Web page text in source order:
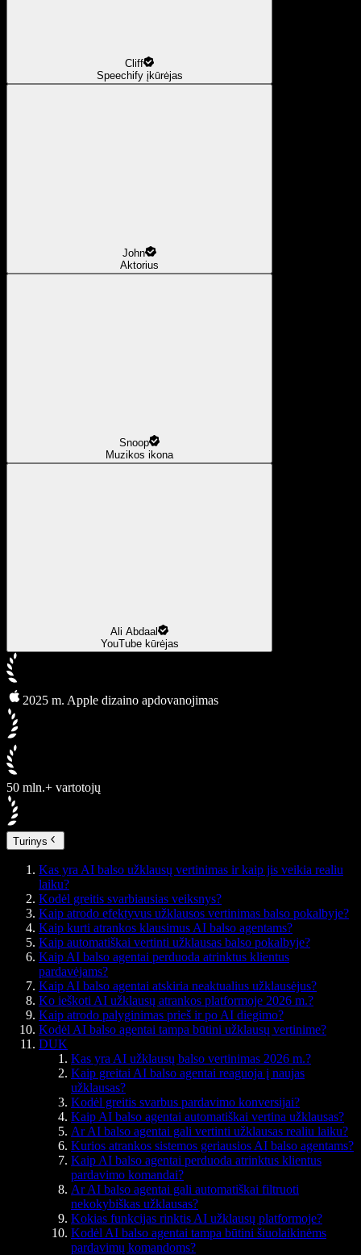
Cliff
Speechify įkūrėjas
John
Aktorius
Snoop
Muzikos ikona
Ali Abdaal
YouTube kūrėjas
2025 m. Apple dizaino apdovanojimas
50 mln.+ vartotojų
Turinys
Kas yra AI balso užklausų vertinimas ir kaip jis veikia realiu
laiku?
Kodėl greitis svarbiausias veiksnys?
Kaip atrodo efektyvus užklausos vertinimas balso pokalbyje?
Kaip kurti atrankos klausimus AI balso agentams?
Kaip automatiškai vertinti užklausas balso pokalbyje?
Kaip AI balso agentai perduoda atrinktus klientus
pardavėjams?
Kaip AI balso agentai atskiria neaktualius užklausėjus?
Ko ieškoti AI užklausų atrankos platformoje 2026 m.?
Kaip atrodo palyginimas prieš ir po AI diegimo?
Kodėl AI balso agentai tampa būtini užklausų vertinime?
DUK
Kas yra AI užklausų balso vertinimas 2026 m.?
Kaip greitai AI balso agentai reaguoja į naujas
užklausas?
Kodėl greitis svarbus pardavimo konversijai?
Kaip AI balso agentai automatiškai vertina užklausas?
Ar AI balso agentai gali vertinti užklausas realiu laiku?
Kurios atrankos sistemos geriausios AI balso agentams?
Kaip AI balso agentai perduoda atrinktus klientus
pardavimo komandai?
Ar AI balso agentai gali automatiškai filtruoti
nekokybiškas užklausas?
Kokias funkcijas rinktis AI užklausų platformoje?
Kodėl AI balso agentai tampa būtini šiuolaikinėms
pardavimų komandoms?